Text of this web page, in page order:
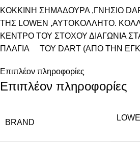
ΚΟΚΚΙΝΗ ΣΗΜΑΔΟΥΡΑ ,ΓΝΗΣΙΟ
ΤΗΣ LOWEN ,ΑΥΤΟΚΟΛΛΗΤΟ.
ΚΕΝΤΡΟ ΤΟΥ ΣΤΟΧΟΥ ΔΙΑΓΩΝΙΑ
ΠΛΑΓΙΑ ΤΟΥ DART (ΑΠΟ ΤΗΝ
Επιπλέον πληροφορίες
Επιπλέον πληροφορίες
BRAND